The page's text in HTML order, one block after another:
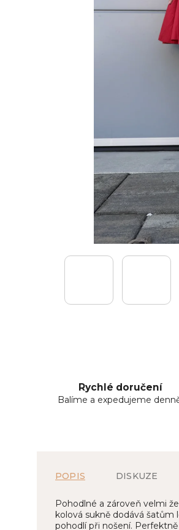
Rychlé doručení
Balíme a expedujeme
POPIS DISKUZE
Pohodlné a zároveň velmi
kolová sukně dodává
pohodlí při nošení.